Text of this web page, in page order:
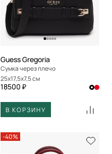
Guess Gregoria
Сумка через плечо
25x17,5x7,5 см
18500 ₽
В КОРЗИНУ
-40%